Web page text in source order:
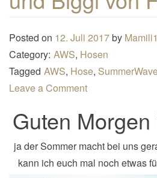
Posted on 12. Juli 2017by
Category: AWS, Hosen
Tagged AWS, Hose,
Leave a Comment
Guten
ja der Sommer macht bei uns
kann ich euch mal noch etwas